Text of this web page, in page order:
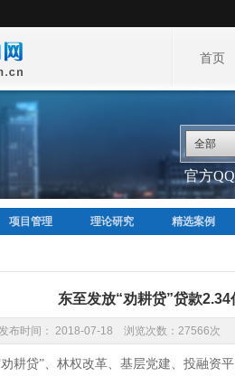
首页
全部
官方
项目管理 理论研究 精选案例
东至发放“劝耕贷”贷款2.34
布时间： 2018-07-18 浏览次数：27566次
耕贷”、林权改革、基层党建、投融资